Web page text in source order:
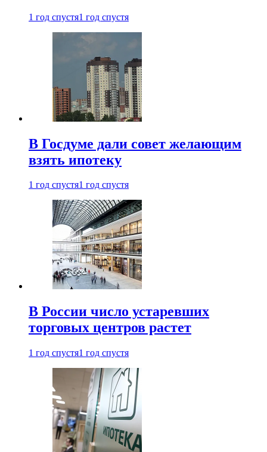
1 год спустя1 год спустя
В Госдуме дали совет желающим
взять ипотеку
1 год спустя1 год спустя
В России число устаревших
торговых центров растет
1 год спустя1 год спустя